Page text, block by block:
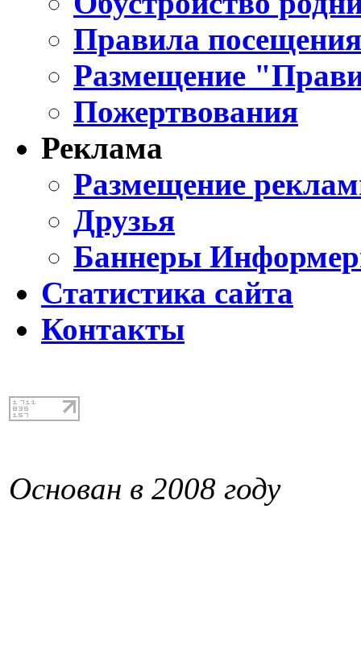
Правила
Размещение
Пожертвования
Реклама
Размещение
Друзья
Баннеры
Статистика сайта
Контакты
Основан в 2008 году